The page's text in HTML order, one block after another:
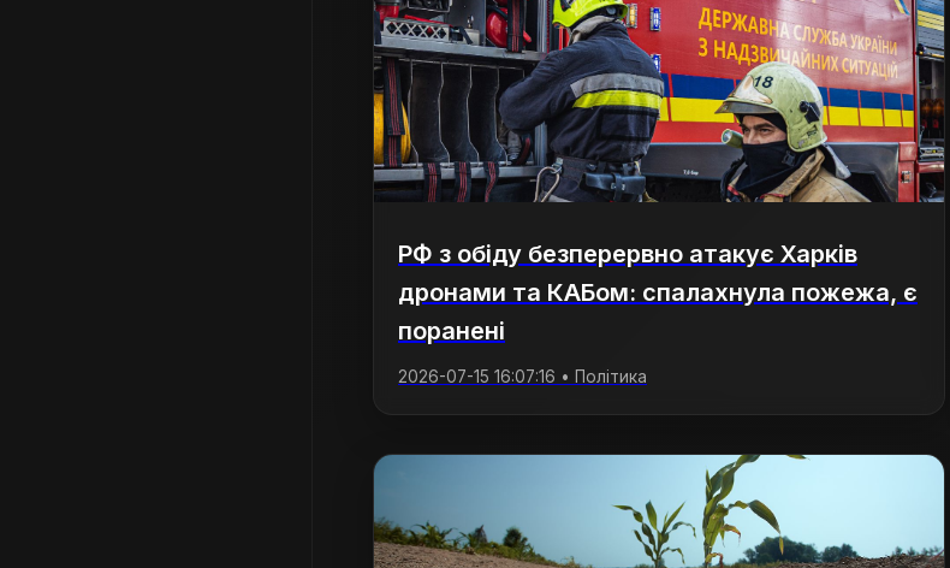
РФ з обіду безперервно атакує Харків
дронами та КАБом: спалахнула пожежа, є
поранені
2026-07-15 16:07:16 • Політика